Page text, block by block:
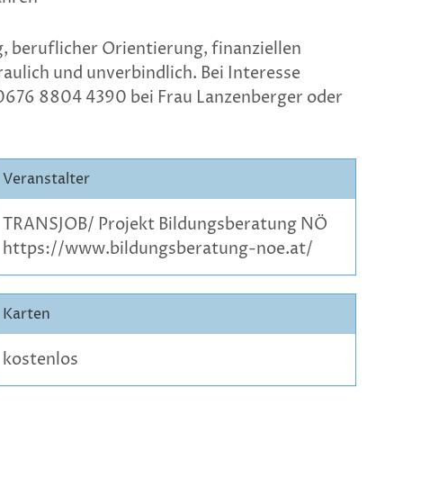
beruflicher Orientierung, finanziellen
und unverbindlich. Bei Interesse
8804 4390 bei Frau Lanzenberger oder
Veranstalter
TRANSJOB/ Projekt Bildungsberatung NÖ
https://www.bildungsberatung-noe.at/
Karten
kostenlos